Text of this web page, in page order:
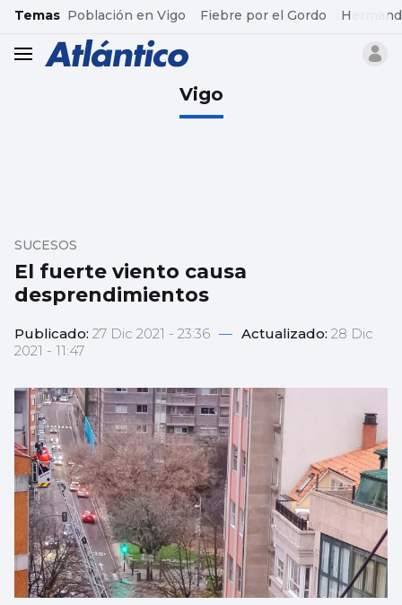
common.go-to-content
Temas Población en Vigo Fiebre por el Gordo
header.menu.open
Vigo
El fuerte viento causa
desprendimientos
SUCESOS
Publicado: 27 Dic 2021 - 23:36 — Actualizado: 28 Dic
2021 - 11:47